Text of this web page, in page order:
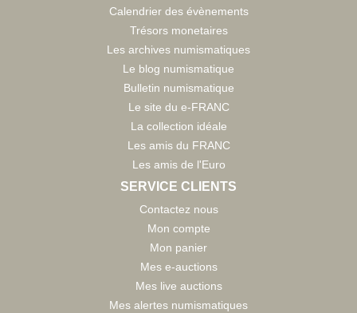
Calendrier des évènements
Trésors monetaires
Les archives numismatiques
Le blog numismatique
Bulletin numismatique
Le site du e-FRANC
La collection idéale
Les amis du FRANC
Les amis de l'Euro
SERVICE CLIENTS
Contactez nous
Mon compte
Mon panier
Mes e-auctions
Mes live auctions
Mes alertes numismatiques